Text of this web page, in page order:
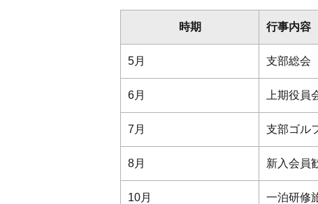
時期 行事内容
5月 支部総会
6月 上期役
7月 支部ゴル
8月 新入会員
10月 一泊研修